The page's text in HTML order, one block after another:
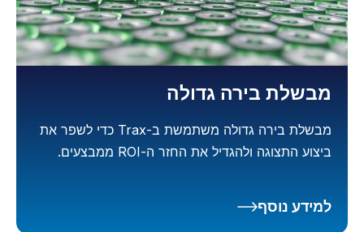
מבשלת בירה גדולה
מבשלת בירה גדולה משתמשת ב-Trax כדי לשפר את
ביצוע התצוגה ולהגדיל את החזר ה-ROI ממבצעים.
למידע נוסף